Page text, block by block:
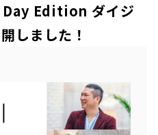
Edition ダイジ
しました！